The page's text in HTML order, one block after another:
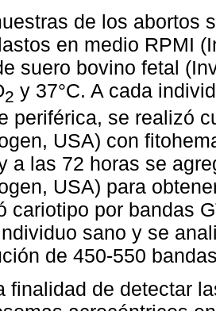
de los abortos
en medio RPMI
suero bovino fetal
2 y 37°C. A cada
periférica, se realizó
USA) con
a las 72 horas se
USA) para
cariotipo por bandas
sano y se
de 450-550
finalidad de detectar